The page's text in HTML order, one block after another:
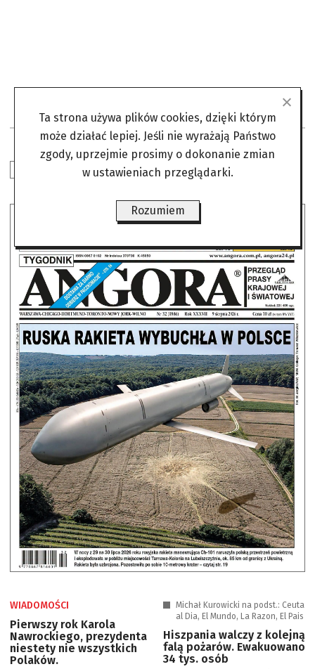
WIADOMOŚCI
Pierwszy rok Karola
Nawrockiego, prezydenta
niestety nie wszystkich
Polaków.
Michał Kurowicki na podst.: Ceuta
al Dia, El Mundo, La Razon, El Pais
Hiszpania walczy z kolejną
falą pożarów. Ewakuowano
34 tys. osób
Ta strona używa plików cookies, dzięki którym
może działać lepiej. Jeśli nie wyrażają Państwo
zgody, uprzejmie prosimy o dokonanie zmian
w ustawieniach przeglądarki.
Rozumiem